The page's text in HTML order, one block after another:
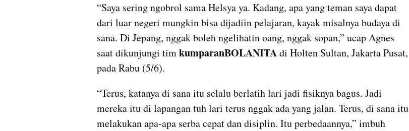
“Saya sering ngobrol sama Helsya ya. Kadang, apa yang teman saya dapat
dari luar negeri mungkin bisa dijadiin pelajaran, kayak misalnya budaya di
sana. Di Jepang, nggak boleh ngelihatin oang, nggak sopan,” ucap Agnes
saat dikunjungi tim kumparanBOLANITA di Holten Sultan, Jakarta Pusat,
pada Rabu (5/6).
“Terus, katanya di sana itu selalu berlatih lari jadi fisiknya bagus. Jadi
mereka itu di lapangan tuh lari terus nggak ada yang jalan. Terus, di sana itu
melakukan apa-apa serba cepat dan disiplin. Itu perbedaannya,” imbuh